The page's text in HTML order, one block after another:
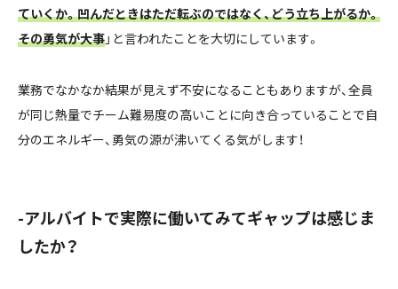
ていくか。凹んだときはただ転ぶのではなく、どう立ち上がるか。
その勇気が大事」と言われたことを大切にしています。
業務でなかなか結果が見えず不安になることもありますが、全員
が同じ熱量でチーム難易度の高いことに向き合っていることで自
分のエネルギー、勇気の源が沸いてくる気がします！
-アルバイトで実際に働いてみてギャップは感じま
したか？